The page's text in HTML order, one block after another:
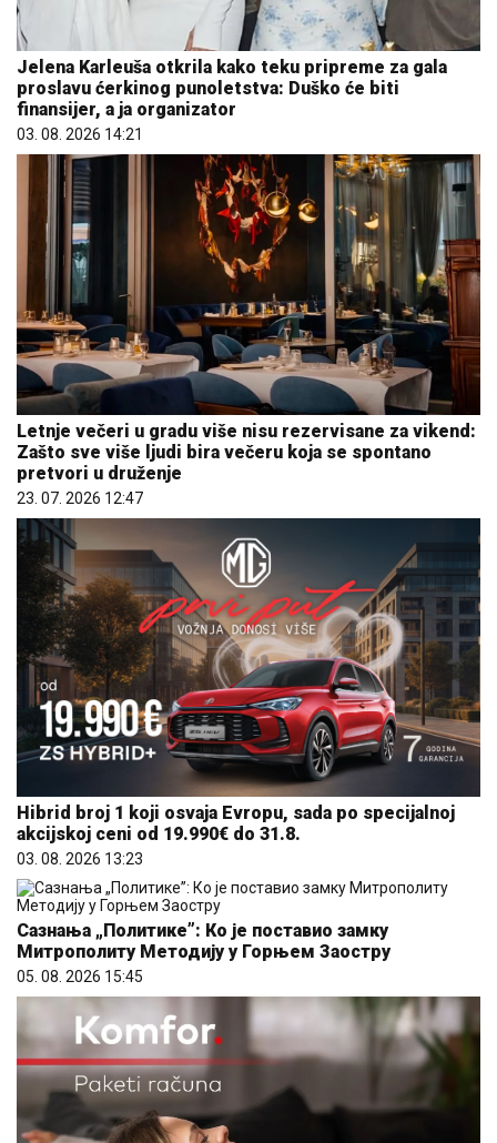
Jelena Karleuša otkrila kako teku pripreme za gala
proslavu ćerkinog punoletstva: Duško će biti
finansijer, a ja organizator
03. 08. 2026 14:21
Letnje večeri u gradu više nisu rezervisane za vikend:
Zašto sve više ljudi bira večeru koja se spontano
pretvori u druženje
23. 07. 2026 12:47
Hibrid broj 1 koji osvaja Evropu, sada po specijalnoj
akcijskoj ceni od 19.990€ do 31.8.
03. 08. 2026 13:23
Сазнања „Политике”: Ко је поставио замку
Митрополиту Методију у Горњем Заостру
05. 08. 2026 15:45